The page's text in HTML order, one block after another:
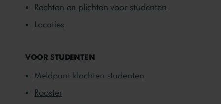
Rechten en plichten voor studenten
Locaties
VOOR STUDENTEN
Meldpunt klachten studenten
Rooster